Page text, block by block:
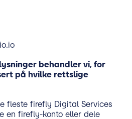
behandler vi, for
på hvilke rettslige
fleste firefly Digital Services
en firefly-konto eller dele